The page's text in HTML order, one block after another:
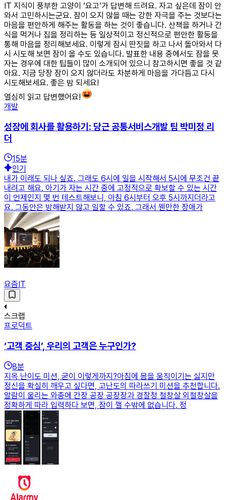
IT 지식이 풍부한 고양이 ‘요고’가 답변해 드려요. 자고 싶은데 잠이 안
와서 고민하시는군요. 잠이 오지 않을 때는 강한 자극을 주는 것보다는
마음을 편안하게 해주는 활동을 하는 것이 좋습니다. 산책을 하거나 간
식을 먹거나 집을 정리하는 등 일상적이고 정신적으로 편안한 활동을
통해 마음을 정리해보세요. 이렇게 잠시 딴짓을 하고 나서 돌아와서 다
시 시도해 보면 잠이 올 수도 있습니다. 발표한 내용 중에서도 잠을 못
자는 경우에 대한 팁들이 많이 소개되어 있으니 참고하시면 좋을 것 같
아요. 지금 당장 잠이 오지 않더라도 차분하게 마음을 가다듬고 다시
시도해보세요. 좋은 밤 되세요!
열심히 읽고 답변했어요!
개발
성장에 회사를 활용하기: 당근 공통서비스개발 팀 박미정 리
더
15분
인기
내가 이래도 되나 싶죠. 그래도 6시에 일을 시작해서 5시에 무조건 끝
내려고 해요. 아기가 자는 시간 중에 고정적으로 확보할 수 있는 시간
이 언제인지 몇 번 테스트해보니, 아침 6시부터 오후 5시까지더라고
요. 그동안은 방해받지 않고 일할 수 있죠. 그래서 웬만한 장애가
요즘IT
스크랩
프로덕트
‘고객 중심’, 우리의 고객은 누구인가?
8분
지옥 난이도 미션, 굳이 이렇게까지?아침에 몸을 움직이기는 싫지만
정신을 확실히 깨우고 싶다면, 고난도의 따라쓰기 미션을 추천합니다.
알람이 울리는 와중에 간장 공장 공장장과 경찰청 철창살 외철창살을
정확하게 따라 입력하다 보면, 잠이 깰 수밖에 없습니다. 정